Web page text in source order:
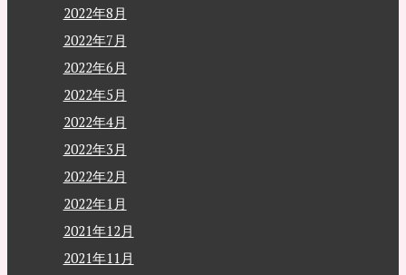
2022年8月
2022年7月
2022年6月
2022年5月
2022年4月
2022年3月
2022年2月
2022年1月
2021年12月
2021年11月